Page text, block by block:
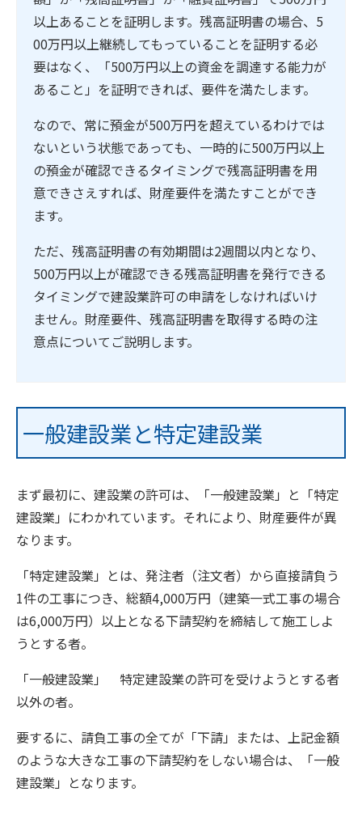
以上あることを証明します。残高証明書の場合、5
00万円以上継続してもっていることを証明する必
要はなく、「500万円以上の資金を調達する能力が
あること」を証明できれば、要件を満たします。
なので、常に預金が500万円を超えているわけでは
ないという状態であっても、一時的に500万円以上
の預金が確認できるタイミングで残高証明書を用
意できさえすれば、財産要件を満たすことができ
ます。
ただ、残高証明書の有効期間は2週間以内となり、
500万円以上が確認できる残高証明書を発行できる
タイミングで建設業許可の申請をしなければいけ
ません。財産要件、残高証明書を取得する時の注
意点についてご説明します。
一般建設業と特定建設業
まず最初に、建設業の許可は、「一般建設業」と「特定
建設業」にわかれています。それにより、財産要件が異
なります。
「特定建設業」とは、発注者（注文者）から直接請負う
1件の工事につき、総額4,000万円（建築一式工事の場合
は6,000万円）以上となる下請契約を締結して施工しよ
うとする者。
「一般建設業」 特定建設業の許可を受けようとする者
以外の者。
要するに、請負工事の全てが「下請」または、上記金額
のような大きな工事の下請契約をしない場合は、「一般
建設業」となります。